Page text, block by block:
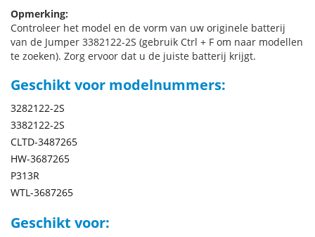
Opmerking:
Controleer het model en de vorm van uw originele batterij
van de Jumper 3382122-2S (gebruik Ctrl + F om naar modellen
te zoeken). Zorg ervoor dat u de juiste batterij krijgt.
Geschikt voor modelnummers:
3282122-2S
3382122-2S
CLTD-3487265
HW-3687265
P313R
WTL-3687265
Geschikt voor: